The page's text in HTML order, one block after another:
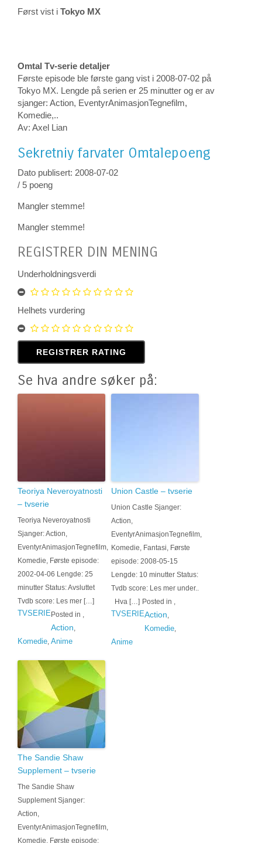
Først vist i Tokyo MX
Omtal Tv-serie detaljer
Første episode ble første gang vist i 2008-07-02 på
Tokyo MX. Lengde på serien er 25 minutter og er av
sjanger: Action, EventyrAnimasjonTegnefilm,
Komedie,..
Av: Axel Lian
Sekretniy farvater Omtalepoeng
Dato publisert: 2008-07-02
/ 5 poeng
Mangler stemme!
Mangler stemme!
REGISTRER DIN MENING
Underholdningsverdi
Helhets vurdering
Se hva andre søker på:
Teoriya Neveroyatnosti
– tvserie
Teoriya Neveroyatnosti
Sjanger: Action,
EventyrAnimasjonTegnefilm,
Komedie, Første episode:
2002-04-06 Lengde: 25
minutter Status: Avsluttet
Tvdb score: Les mer […]
Posted in
TVSERIE ,
Action,
Komedie, Anime
Union Castle – tvserie
Union Castle Sjanger:
Action,
EventyrAnimasjonTegnefilm,
Komedie, Fantasi, Første
episode: 2008-05-15
Lengde: 10 minutter Status:
Tvdb score: Les mer under..
Hva […] Posted in
TVSERIE
,
Action,
Komedie,
Anime
The Sandie Shaw
Supplement – tvserie
The Sandie Shaw
Supplement Sjanger:
Action,
EventyrAnimasjonTegnefilm,
Komedie, Første episode: